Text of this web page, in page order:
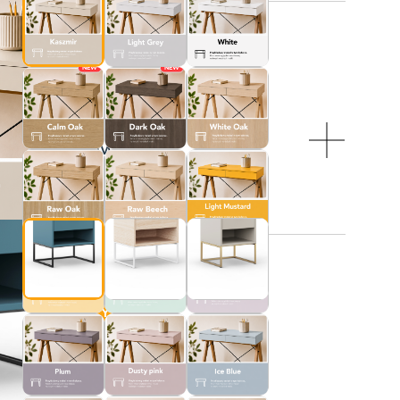
NEW NEW
NEW
NÓŻEK:
(stalowe)
DO KOSZYKA